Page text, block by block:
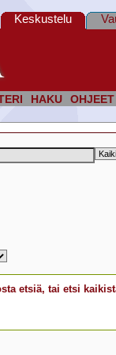
HAKU OHJEET
Keskustelu
etsiä, tai etsi